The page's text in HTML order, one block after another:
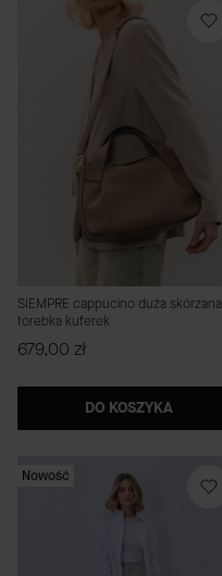
SIEMPRE cappucino duża skórzana
torebka kuferek
Cena
679,00 zł
DO KOSZYKA
Nowość